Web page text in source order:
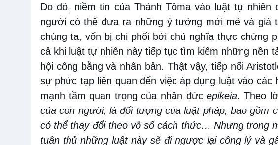
Do đó, niềm tin của Thánh Tôma vào luật tự
người có thể đưa ra những ý tưởng mới mẻ và giá
chúng ta, vốn bị chi phối bởi chủ nghĩa thực chứng
cả khi luật tự nhiên này tiếp tục tìm kiếm những nền
hội công bằng và nhân bản. Thật vậy, tiếp nối
sự phức tạp liên quan đến việc áp dụng luật vào các
mạnh tầm quan trọng của nhân đứcepikeia. Theo
của con người, là đối tượng của luật pháp, bao gồm
có thể thay đổi theo vô số cách thức… Nhưng trong
tuân thủ những luật này sẽ đi ngược lại công lý và